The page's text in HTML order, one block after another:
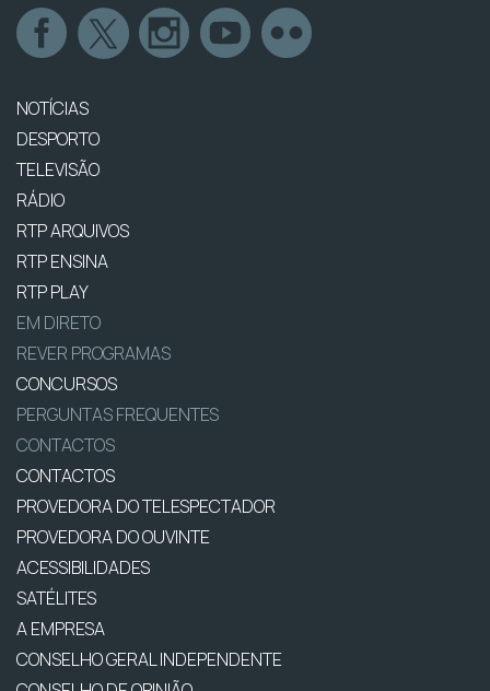
NOTÍCIAS
DESPORTO
TELEVISÃO
RÁDIO
RTP ARQUIVOS
RTP ENSINA
RTP PLAY
EM DIRETO
REVER PROGRAMAS
CONCURSOS
PERGUNTAS FREQUENTES
CONTACTOS
CONTACTOS
PROVEDORA DO TELESPECTADOR
PROVEDORA DO OUVINTE
ACESSIBILIDADES
SATÉLITES
A EMPRESA
CONSELHO GERAL INDEPENDENTE